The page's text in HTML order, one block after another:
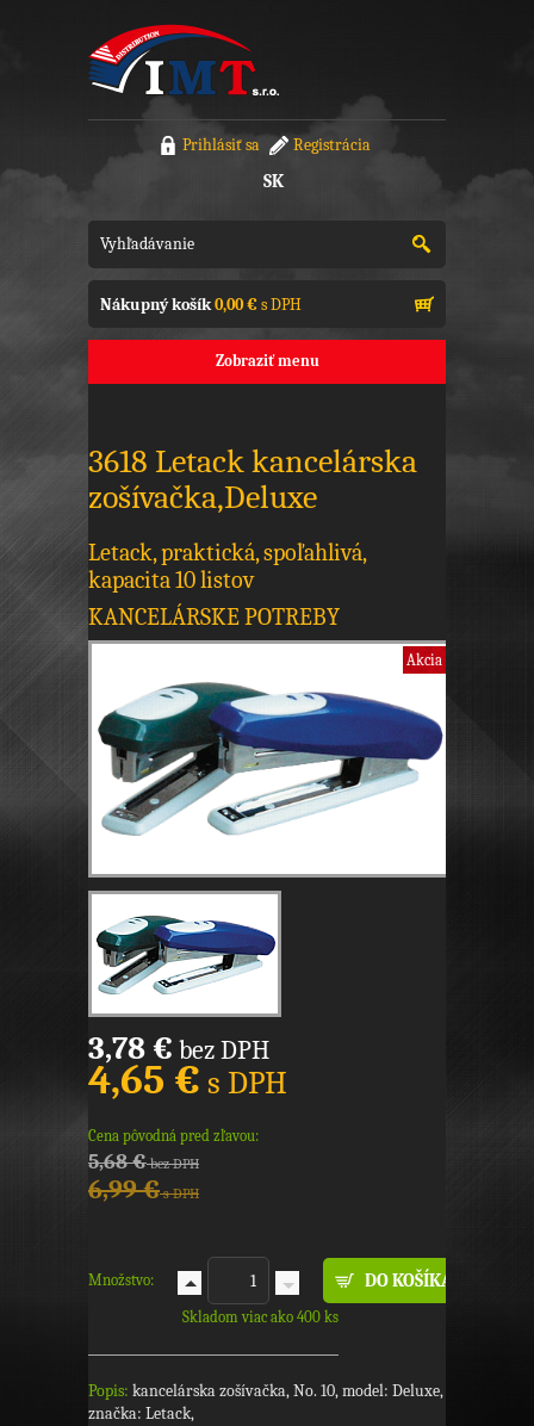
Prihlásiť sa Registrácia
SK
Nákupný košík0,00 €s DPH
Zobraziť menu
3618 Letack kancelárska
zošívačka,Deluxe
Letack, praktická, spoľahlivá,
kapacita 10 listov
KANCELÁRSKE POTREBY
Akcia
3,78 € bez DPH
4,65 € s DPH
Cena pôvodná pred zľavou:
5,68 €bez DPH
6,99 €s DPH
Množstvo:
Skladom viac ako 400 ks
Popis: kancelárska zošívačka, No. 10, model: Deluxe,
značka: Letack,